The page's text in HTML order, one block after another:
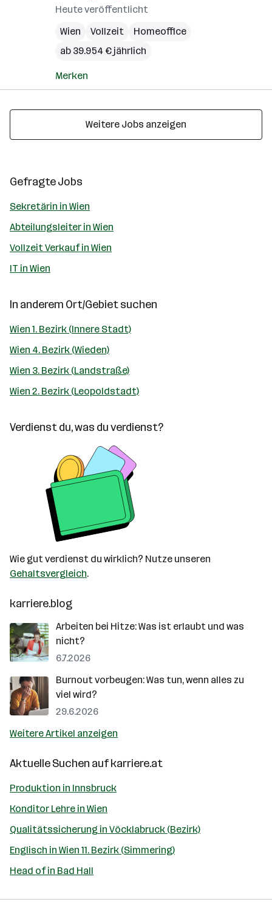
Heute veröffentlicht
Wien
Vollzeit
Homeoffice
ab 39.954 € jährlich
Merken
Weitere Jobs anzeigen
Gefragte Jobs
Sekretärin in Wien
Abteilungsleiter in Wien
Vollzeit Verkauf in Wien
IT in Wien
In anderem Ort/Gebiet suchen
Wien 1. Bezirk (Innere Stadt)
Wien 4. Bezirk (Wieden)
Wien 3. Bezirk (Landstraße)
Wien 2. Bezirk (Leopoldstadt)
Verdienst du, was du verdienst?
Wie gut verdienst du wirklich? Nutze unseren
Gehaltsvergleich.
karriere.blog
Arbeiten bei Hitze: Was ist erlaubt und was
nicht?
6.7.2026
Burnout vorbeugen: Was tun, wenn alles zu
viel wird?
29.6.2026
Weitere Artikel anzeigen
Aktuelle Suchen aufkarriere.at
Produktion in Innsbruck
Konditor Lehre in Wien
Qualitätssicherung in Vöcklabruck (Bezirk)
Englisch in Wien 11. Bezirk (Simmering)
Head of in Bad Hall